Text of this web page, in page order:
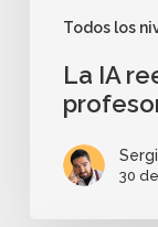
Todos los
La IA
30